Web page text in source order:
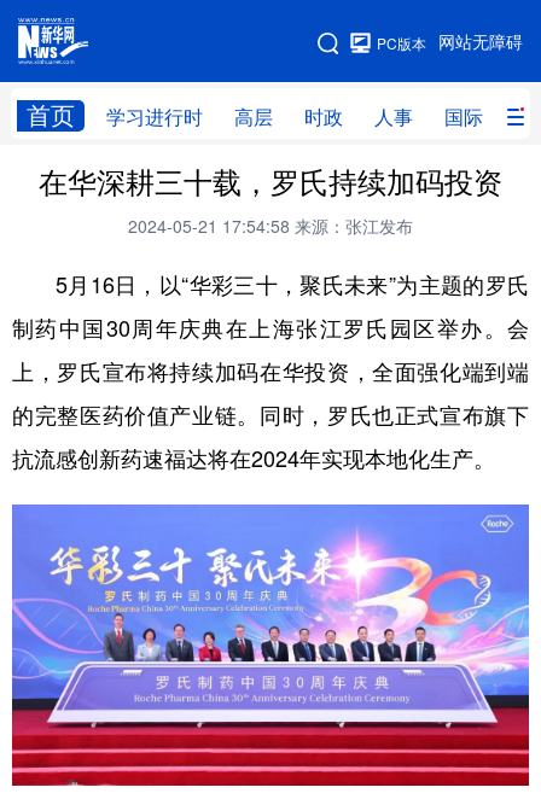
网站无障碍
PC版本
首页 学习进行时 高层 时政 人事 国际 财
网站地图
学习进行时 高层 时政 人事
财经 网评
台湾 思客智库 全球连线 教育
科技 科创 量子 体育
文化 书画 健康 军事
信息化 数字经济
学术中国 乡村振兴 银龄 溯源中国
城市 旅游 能源 会展
彩票 娱乐 时尚 悦读
公益 一带一路 亚太网 上市公司
文化产业
在华深耕三十载，罗氏持续加码投资
2024-05-21 17:54:58 来源：张江发布
5月16日，以“华彩三十，聚氏未来”为主题的罗氏
制药中国30周年庆典在上海张江罗氏园区举办。会
上，罗氏宣布将持续加码在华投资，全面强化端到端
的完整医药价值产业链。同时，罗氏也正式宣布旗下
抗流感创新药速福达将在2024年实现本地化生产。